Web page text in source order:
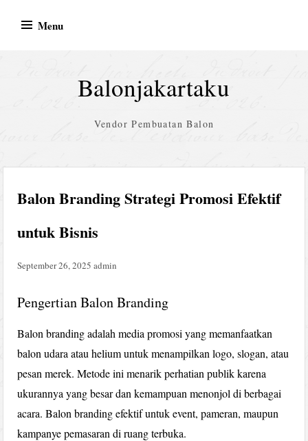
Menu
Balonjakartaku
Vendor Pembuatan Balon
Balon Branding Strategi Promosi Efektif
untuk Bisnis
September 26, 2025 admin
Pengertian Balon Branding
Balon branding adalah media promosi yang memanfaatkan
balon udara atau helium untuk menampilkan logo, slogan, atau
pesan merek. Metode ini menarik perhatian publik karena
ukurannya yang besar dan kemampuan menonjol di berbagai
acara. Balon branding efektif untuk event, pameran, maupun
kampanye pemasaran di ruang terbuka.